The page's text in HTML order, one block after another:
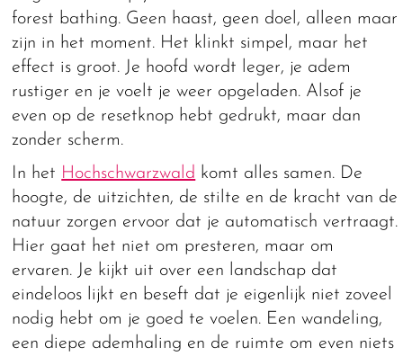
forest bathing. Geen haast, geen doel, alleen maar
zijn in het moment. Het klinkt simpel, maar het
effect is groot. Je hoofd wordt leger, je adem
rustiger en je voelt je weer opgeladen. Alsof je
even op de resetknop hebt gedrukt, maar dan
zonder scherm.
In het Hochschwarzwald komt alles samen. De
hoogte, de uitzichten, de stilte en de kracht van de
natuur zorgen ervoor dat je automatisch vertraagt.
Hier gaat het niet om presteren, maar om
ervaren. Je kijkt uit over een landschap dat
eindeloos lijkt en beseft dat je eigenlijk niet zoveel
nodig hebt om je goed te voelen. Een wandeling,
een diepe ademhaling en de ruimte om even niets